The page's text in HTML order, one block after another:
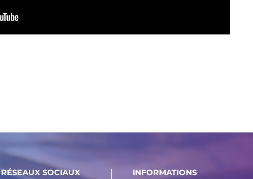
RÉSEAUX SOCIAUX INFORMATIONS